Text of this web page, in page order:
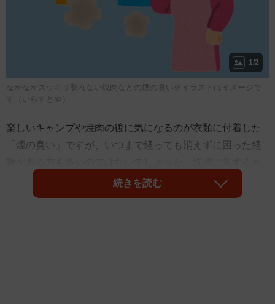
1/2
なかなかスッキリ取れない焼肉などの煙の臭い※イラストはイメージで
す（いらすとや）
楽しいキャンプや焼肉の後に気になるのが衣類に付着した
「煙の臭い」ですが、いつまで経っても消えずに困った経
役立ち情報などを発信する、洗剤メーカーの「泥スッキリ
本舗」公式インスタグラムアカウント（＠
続きを読む